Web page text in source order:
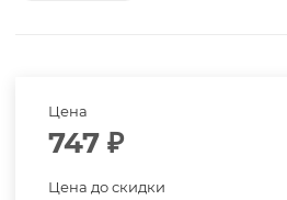
Цена
747 ₽
Цена до скидки